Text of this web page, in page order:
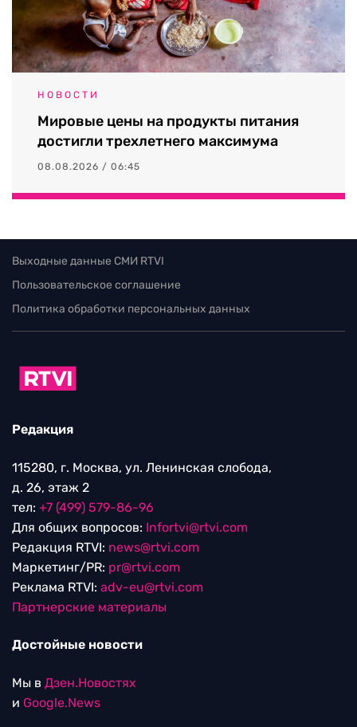
НОВОСТИ
Мировые цены на продукты питания
достигли трехлетнего максимума
08.08.2026 / 06:45
Выходные данные СМИ RTVI
Пользовательское соглашение
Политика обработки персональных данных
Редакция
115280, г. Москва, ул. Ленинская слобода,
д. 26, этаж 2
тел: +7 (499) 579-86-96
Для общих вопросов: Infortvi@rtvi.com
Редакция RTVI: news@rtvi.com
Маркетинг/PR: pr@rtvi.com
Реклама RTVI: adv-eu@rtvi.com
Партнерские материалы
Достойные новости
Мы в Дзен.Новостях
и Google.News